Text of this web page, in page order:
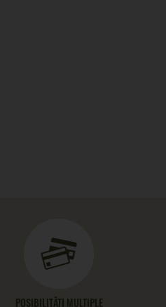
POSIBILITĂȚI MULTIPLE